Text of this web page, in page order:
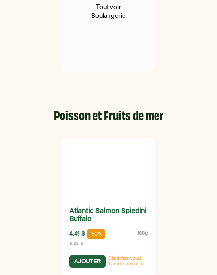
Tout voir
Boulangerie
Poisson et Fruits de mer
Atlantic Salmon Spiedini
Buffalo
4.41 $ -50% 188g
8.82 $
AJOUTER
Dépêchez-vous!
1 articles restants